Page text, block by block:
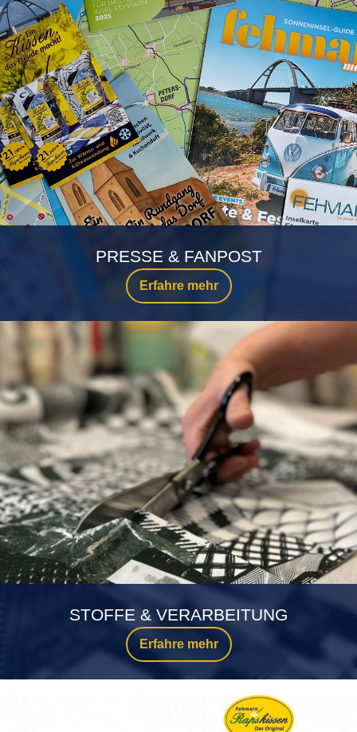
Erfahre mehr
PRESSE & FANPOST
Erfahre mehr
STOFFE & VERARBEITUNG